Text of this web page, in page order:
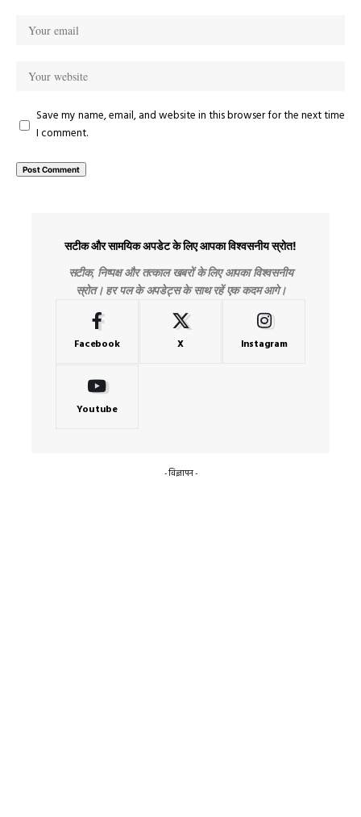
Save my name, email, and website in this browser for the next time
I comment.
सटीक और सामयिक अपडेट के लिए आपका विश्वसनीय स्रोत!
सटीक, निष्पक्ष और तत्काल खबरों के लिए आपका विश्वसनीय
स्रोत। हर पल के अपडेट्स के साथ रहें एक कदम आगे।
Facebook X Instagram
Youtube
- विज्ञापन -